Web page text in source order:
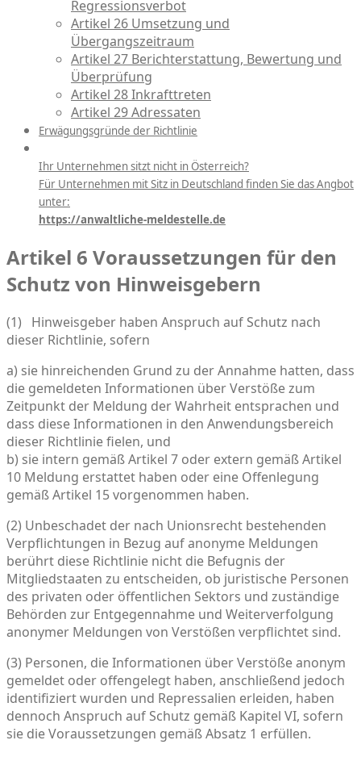
Regressionsverbot
Artikel 26 Umsetzung und
Übergangszeitraum
Artikel 27 Berichterstattung, Bewertung und
Überprüfung
Artikel 28 Inkrafttreten
Artikel 29 Adressaten
Erwägungsgründe der Richtlinie
Ihr Unternehmen sitzt nicht in Österreich?
Für Unternehmen mit Sitz in Deutschland finden Sie das Angbot
unter:
https://anwaltliche-meldestelle.de
Artikel 6 Voraussetzungen für den
Schutz von Hinweisgebern
(1) Hinweisgeber haben Anspruch auf Schutz nach
dieser Richtlinie, sofern
a) sie hinreichenden Grund zu der Annahme hatten, dass
die gemeldeten Informationen über Verstöße zum
Zeitpunkt der Meldung der Wahrheit entsprachen und
dass diese Informationen in den Anwendungsbereich
dieser Richtlinie fielen, und
b) sie intern gemäß Artikel 7 oder extern gemäß Artikel
10 Meldung erstattet haben oder eine Offenlegung
gemäß Artikel 15 vorgenommen haben.
(2) Unbeschadet der nach Unionsrecht bestehenden
Verpflichtungen in Bezug auf anonyme Meldungen
berührt diese Richtlinie nicht die Befugnis der
Mitgliedstaaten zu entscheiden, ob juristische Personen
des privaten oder öffentlichen Sektors und zuständige
Behörden zur Entgegennahme und Weiterverfolgung
anonymer Meldungen von Verstößen verpflichtet sind.
(3) Personen, die Informationen über Verstöße anonym
gemeldet oder offengelegt haben, anschließend jedoch
identifiziert wurden und Repressalien erleiden, haben
dennoch Anspruch auf Schutz gemäß Kapitel VI, sofern
sie die Voraussetzungen gemäß Absatz 1 erfüllen.